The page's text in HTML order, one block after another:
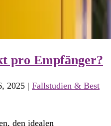
pro Empfänger?
2025 | Fallstudien & Best
den idealen